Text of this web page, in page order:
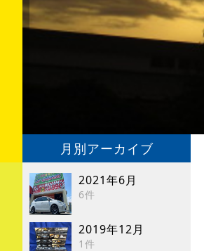
月別アーカイブ
2021年6月
6件
2019年12月
1件